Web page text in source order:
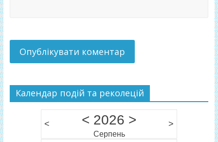
Календар подій та реколецій
< < 2026 >
Серпень
>